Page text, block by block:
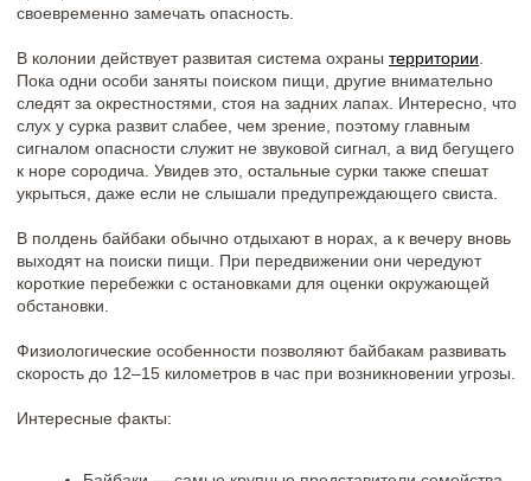
Сейчас, в холодное время года, байбаки погрузились в
Но совсем скоро, с приходом весны, они проснутся и вновь
станут радовать наших гостей своими забавными выходками.
Весной и летом у вас будет прекрасная возможность увидеть
этих удивительных животных во время прогулок по нашему
парку. Наблюдать за байбаками — особое удовольствие: они
очень фотогеничны и часто появляются на виду, особенно в
солнечные дни.
другие новости